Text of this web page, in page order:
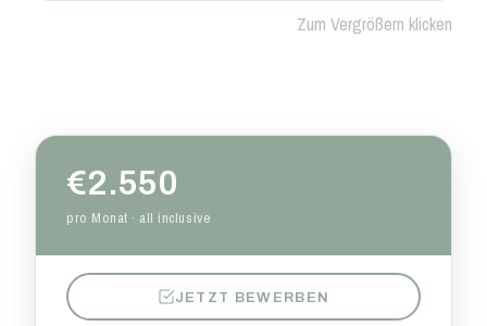
Zum Vergrößern klicken
€2.550
pro Monat · all inclusive
JETZT BEWERBEN